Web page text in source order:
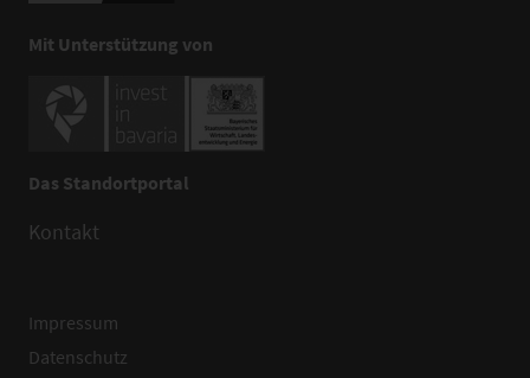
Mit Unterstützung von
Das Standortportal
Kontakt
Impressum
Datenschutz